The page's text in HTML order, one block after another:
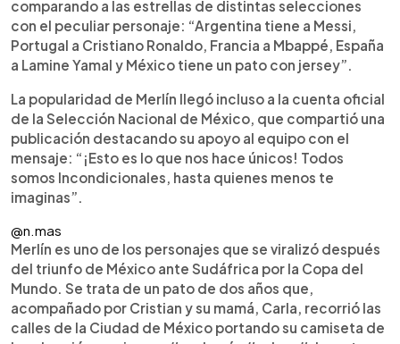
comparando a las estrellas de distintas selecciones
con el peculiar personaje: “Argentina tiene a Messi,
Portugal a Cristiano Ronaldo, Francia a Mbappé, España
a Lamine Yamal y México tiene un pato con jersey”.
La popularidad de Merlín llegó incluso a la cuenta oficial
de la Selección Nacional de México, que compartió una
publicación destacando su apoyo al equipo con el
mensaje: “¡Esto es lo que nos hace únicos! Todos
somos Incondicionales, hasta quienes menos te
imaginas”.
@n.mas
Merlín es uno de los personajes que se viralizó después
del triunfo de México ante Sudáfrica por la Copa del
Mundo. Se trata de un pato de dos años que,
acompañado por Cristian y su mamá, Carla, recorrió las
calles de la Ciudad de México portando su camiseta de